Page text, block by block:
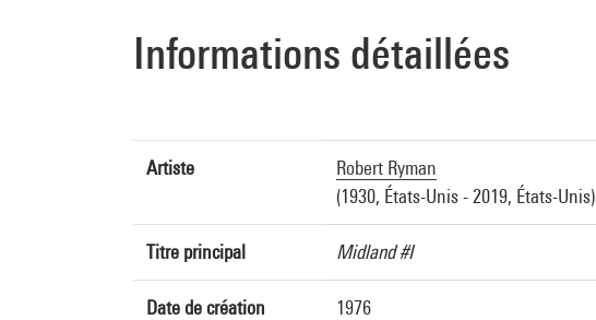
Informations détaillées
Artiste
Robert Ryman
(1930, États-Unis - 2019, États-Unis)
Titre principal Midland #I
Date de création 1976